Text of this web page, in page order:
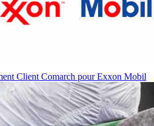
Client Comarch pour Exxon Mobil